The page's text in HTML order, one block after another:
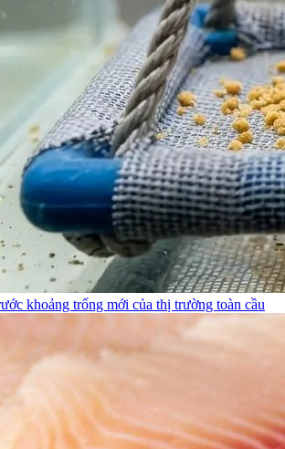
khoảng trống mới của thị trường toàn cầu